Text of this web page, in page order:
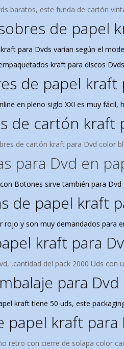
baratos, este funda de cartón
de papel
para Dvds varían según el
kraft para discos
de papel kraft
en pleno siglo XXI es muy
de cartón kraft
de cartón kraft para Dvd color
para Dvd en
Botones sirve también para
de papel kraft
rojo y son muy demandados para
kraft para
,cantidad del pack 2000 Uds con
para
kraft tiene 50 uds, este
papel kraft para
retro con cierre de solapa color